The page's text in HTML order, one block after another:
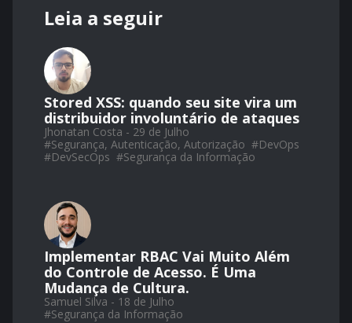
Leia a seguir
Stored XSS: quando seu site vira um
distribuidor involuntário de ataques
Jhonatan Costa - 29 de Julho
#Segurança, Autenticação, Autorização #DevOps
#DevSecOps #Segurança da Informação
Implementar RBAC Vai Muito Além
do Controle de Acesso. É Uma
Mudança de Cultura.
Samuel Silva - 18 de Julho
#Segurança da Informação